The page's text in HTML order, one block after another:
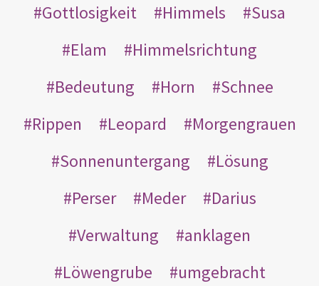
Gottlosigkeit
Himmels
Susa
Elam
Himmelsrichtung
Bedeutung
Horn
Schnee
Rippen
Leopard
Morgengrauen
Sonnenuntergang
Lösung
Perser
Meder
Darius
Verwaltung
anklagen
Löwengrube
umgebracht